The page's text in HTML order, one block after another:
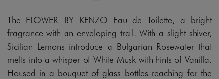
The FLOWER BY KENZO Eau de Toilette, a bright
fragrance with an enveloping trail. With a slight shiver,
Sicilian Lemons introduce a Bulgarian Rosewater that
melts into a whisper of White Musk with hints of Vanilla.
Housed in a bouquet of glass bottles reaching for the